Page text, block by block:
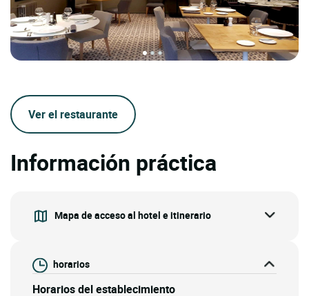
Ver el restaurante
Información práctica
Mapa de acceso al hotel e itinerario
horarios
Horarios del establecimiento